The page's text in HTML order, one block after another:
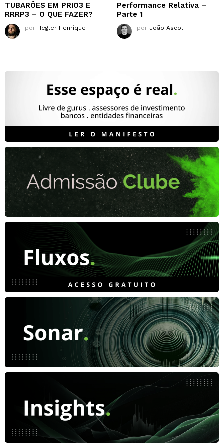
TUBARÕES EM PRIO3 E
RRRP3 – O QUE FAZER?
por Hegler Henrique
Performance Relativa –
Parte 1
por João Ascoli